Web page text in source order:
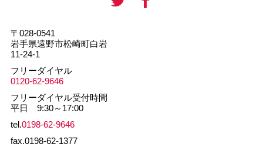
〒028-0541
岩手県遠野市松崎町白岩
11-24-1
フリーダイヤル
0120-62-9646
フリーダイヤル受付時間
平日 9:30～17:00
tel.0198-62-9646
fax.0198-62-1377